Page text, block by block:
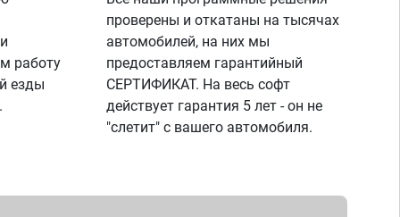
работу
езды
проверены и откатаны на тысячах
автомобилей, на них мы
предоставляем гарантийный
СЕРТИФИКАТ. На весь софт
действует гарантия 5 лет - он не
"слетит" с вашего автомобиля.